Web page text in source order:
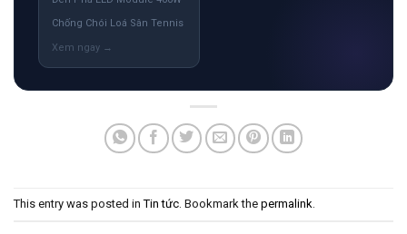
Chống Chói Loá Sân Tennis
This entry was posted inTin tức . Bookmark the permalink